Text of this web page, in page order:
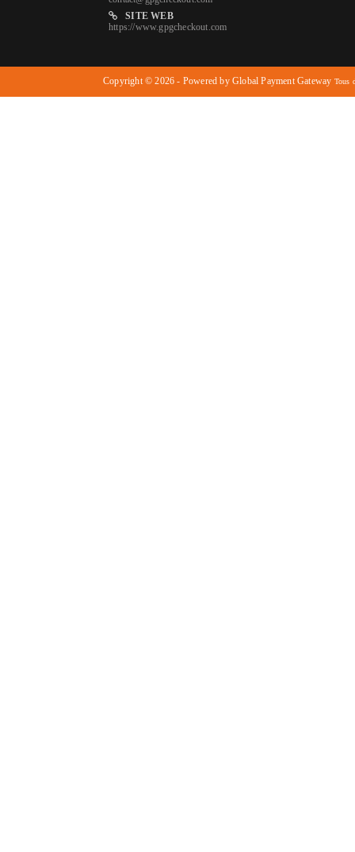
SITE WEB
https://www.gpgcheckout.com
Copyright © 2026 - Powered by Global Payment Gateway Tous